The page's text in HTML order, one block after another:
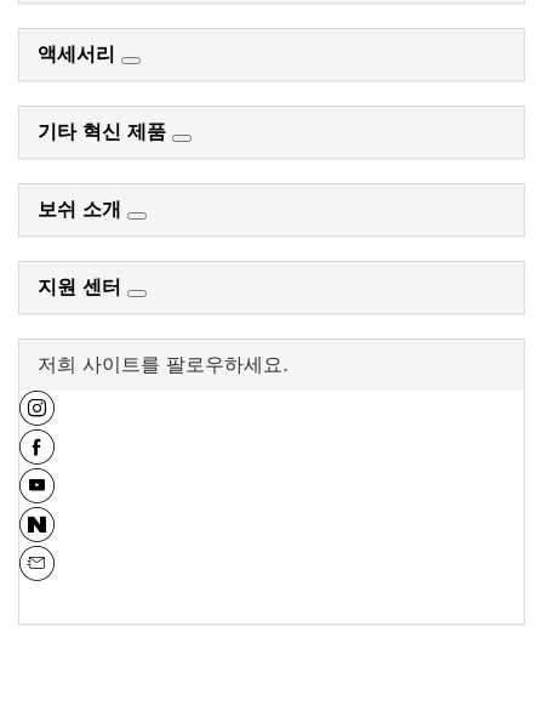
액세서리
기타 혁신 제품
보쉬 소개
지원 센터
저희 사이트를 팔로우하세요.